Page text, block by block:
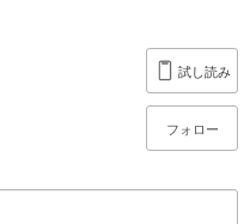
試し読み
フォロー